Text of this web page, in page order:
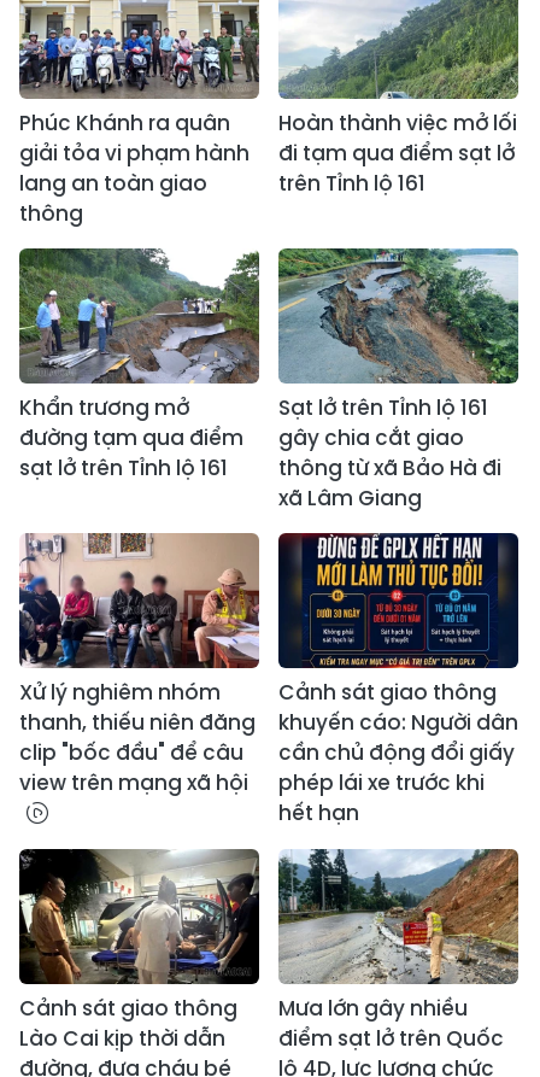
Phúc Khánh ra quân
giải tỏa vi phạm hành
lang an toàn giao
thông
Hoàn thành việc mở lối
đi tạm qua điểm sạt lở
trên Tỉnh lộ 161
Khẩn trương mở
đường tạm qua điểm
sạt lở trên Tỉnh lộ 161
Sạt lở trên Tỉnh lộ 161
gây chia cắt giao
thông từ xã Bảo Hà đi
xã Lâm Giang
Xử lý nghiêm nhóm
thanh, thiếu niên đăng
clip "bốc đầu" để câu
view trên mạng xã hội
Cảnh sát giao thông
khuyến cáo: Người dân
cần chủ động đổi giấy
phép lái xe trước khi
hết hạn
Cảnh sát giao thông
Lào Cai kịp thời dẫn
đường, đưa cháu bé
Mưa lớn gây nhiều
điểm sạt lở trên Quốc
lộ 4D, lực lượng chức